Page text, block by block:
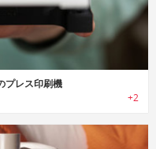
レス印刷機
+2